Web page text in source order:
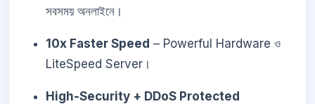
সবসময় অনলাইনে।
10x Faster Speed – Powerful Hardware ও
LiteSpeed Server।
High-Security + DDoS Protected